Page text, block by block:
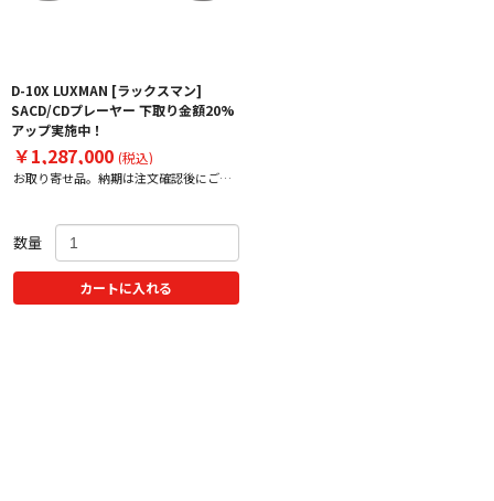
D-10X LUXMAN [ラックスマン]
SACD/CDプレーヤー 下取り金額20%
アップ実施中！
￥1,287,000 (税込)
お取り寄せ品。納期は注文確認後にご案
数量
カートに入れる